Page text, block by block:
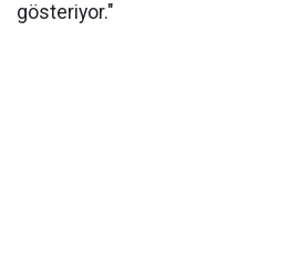
gösteriyor."